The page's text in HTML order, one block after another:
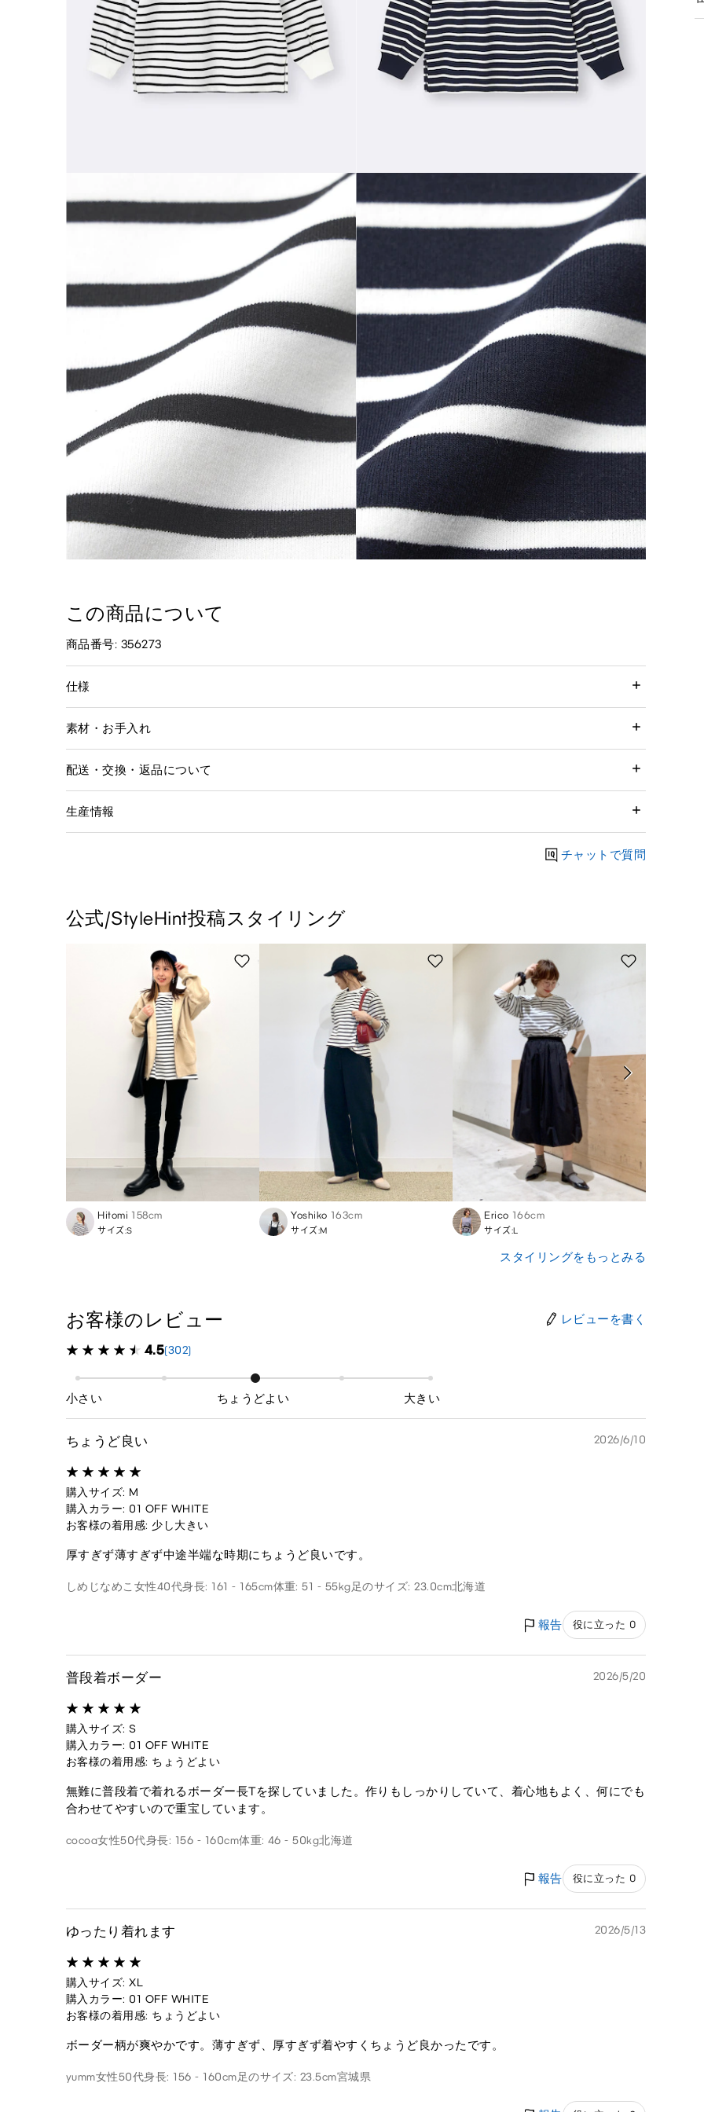
この商品について
商品番号: 356273
仕様
素材・お手入れ
配送・交換・返品について
生産情報
チャットで質問
公式/StyleHint投稿スタイリング
Hitomi 158cm
サイズ:S
Yoshiko 163cm
サイズ:M
Erico 166cm
サイズ:L
スタイリングをもっとみる
お客様のレビュー レビューを書く
4.5(302)
小さい ちょうどよい 大きい
ちょうど良い 2026/6/10
購入サイズ: M
購入カラー: 01 OFF WHITE
お客様の着用感: 少し大きい
厚すぎず薄すぎず中途半端な時期にちょうど良いです。
しめじなめこ 女性40代身長: 161 - 165cm体重: 51 - 55kg足のサイズ: 23.0cm北海道
報告 役に立った 0
普段着ボーダー 2026/5/20
購入サイズ: S
購入カラー: 01 OFF WHITE
お客様の着用感: ちょうどよい
無難に普段着で着れるボーダー長Tを探していました。作りもしっかりしていて、着心地もよく、何にでも
合わせてやすいので重宝しています。
cocoa女性50代身長: 156 - 160cm体重: 46 - 50kg北海道
報告 役に立った 0
ゆったり着れます 2026/5/13
購入サイズ: XL
購入カラー: 01 OFF WHITE
お客様の着用感: ちょうどよい
ボーダー柄が爽やかです。薄すぎず、厚すぎず着やすくちょうど良かったです。
yumm女性50代身長: 156 - 160cm足のサイズ: 23.5cm宮城県